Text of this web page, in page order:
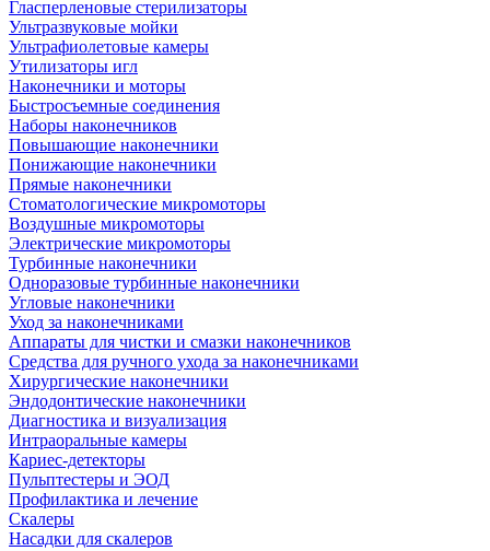
Гласперленовые стерилизаторы
Ультразвуковые мойки
Ультрафиолетовые камеры
Утилизаторы игл
Наконечники и моторы
Быстросъемные соединения
Наборы наконечников
Повышающие наконечники
Понижающие наконечники
Прямые наконечники
Стоматологические микромоторы
Воздушные микромоторы
Электрические микромоторы
Турбинные наконечники
Одноразовые турбинные наконечники
Угловые наконечники
Уход за наконечниками
Аппараты для чистки и смазки наконечников
Средства для ручного ухода за наконечниками
Хирургические наконечники
Эндодонтические наконечники
Диагностика и визуализация
Интраоральные камеры
Кариес-детекторы
Пульптестеры и ЭОД
Профилактика и лечение
Скалеры
Насадки для скалеров